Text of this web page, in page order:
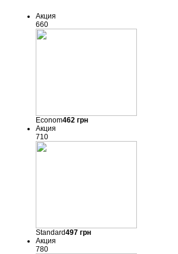
Акция
660
Econom462грн
Акция
710
Standard497грн
Акция
780